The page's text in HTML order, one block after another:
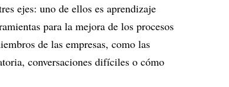
ejes: uno de ellos es aprendizaje
para la mejora de los procesos
de las empresas, como las
conversaciones difíciles o cómo